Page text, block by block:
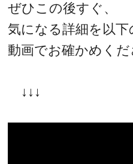
ぜひこの後すぐ、
気になる詳細を以下
動画でお確かめくだ
↓↓↓